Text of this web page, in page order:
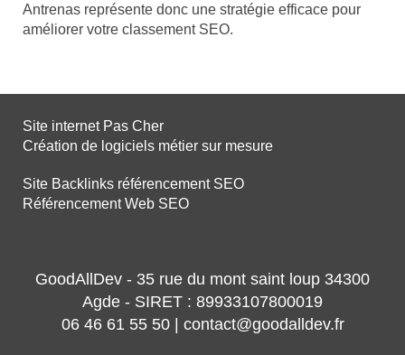
Antrenas représente donc une stratégie efficace pour
améliorer votre classement SEO.
Site internet Pas Cher
Création de logiciels métier sur mesure
Site Backlinks référencement SEO
Référencement Web SEO
GoodAllDev - 35 rue du mont saint loup 34300
Agde - SIRET : 89933107800019
06 46 61 55 50 | contact@goodalldev.fr